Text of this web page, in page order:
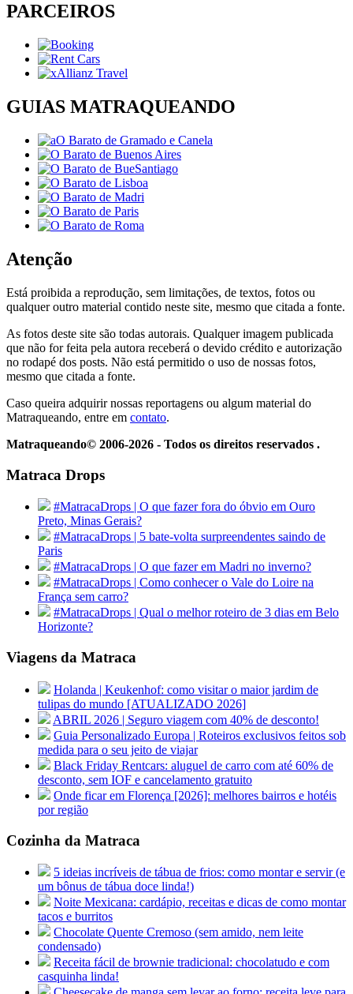
PARCEIROS
GUIAS MATRAQUEANDO
Atenção
Está proibida a reprodução, sem limitações, de textos, fotos ou
qualquer outro material contido neste site, mesmo que citada a fonte.
As fotos deste site são todas autorais. Qualquer imagem publicada
que não for feita pela autora receberá o devido crédito e autorização
no rodapé dos posts. Não está permitido o uso de nossas fotos,
mesmo que citada a fonte.
Caso queira adquirir nossas reportagens ou algum material do
Matraqueando, entre em contato.
Matraqueando© 2006-2026 - Todos os direitos reservados .
Matraca Drops
#MatracaDrops | O que fazer fora do óbvio em Ouro
Preto, Minas Gerais?
#MatracaDrops | 5 bate-volta surpreendentes saindo de
Paris
#MatracaDrops | O que fazer em Madri no inverno?
#MatracaDrops | Como conhecer o Vale do Loire na
França sem carro?
#MatracaDrops | Qual o melhor roteiro de 3 dias em Belo
Horizonte?
Viagens da Matraca
Holanda | Keukenhof: como visitar o maior jardim de
tulipas do mundo [ATUALIZADO 2026]
ABRIL 2026 | Seguro viagem com 40% de desconto!
Guia Personalizado Europa | Roteiros exclusivos feitos sob
medida para o seu jeito de viajar
Black Friday Rentcars: aluguel de carro com até 60% de
desconto, sem IOF e cancelamento gratuito
Onde ficar em Florença [2026]: melhores bairros e hotéis
por região
Cozinha da Matraca
5 ideias incríveis de tábua de frios: como montar e servir (e
um bônus de tábua doce linda!)
Noite Mexicana: cardápio, receitas e dicas de como montar
tacos e burritos
Chocolate Quente Cremoso (sem amido, nem leite
condensado)
Receita fácil de brownie tradicional: chocolatudo e com
casquinha linda!